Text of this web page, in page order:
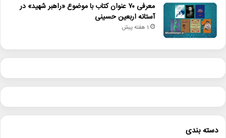
معرفی ۷۰ عنوان کتاب با موضوع «راهبر شهید» در
آستانه اربعین حسینی
1 هفته پیش
دسته بندی